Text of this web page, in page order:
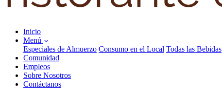
Inicio
Menú
Especiales de Almuerzo Consumo en el Local Todas las Bebidas
Comunidad
Empleos
Sobre Nosotros
Contáctanos